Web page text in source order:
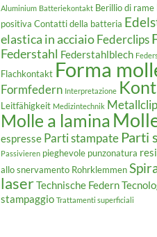
Aluminium Batteriekontakt Berillio di rame
positiva Contatti della batteria
elastica in acciaioFederclips
Federstahl Federstahlblech
Flachkontakt Forma
Formfedern Interpretazione
Leitfähigkeit Medizintechnik
Molle a lamina
espresse Parti stampate Parti
Passivieren pieghevole punzonatura
allo snervamento Rohrklemmen
laserTechnische Federn
stampaggio Trattamenti superficiali